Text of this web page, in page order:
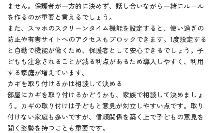
ません。保護者が一方的に決めず、話し合いながら一緒にルール
を作るのが重要と言えるでしょう。
また、スマホのスクリーンタイム機能を設定すると、使い過ぎの
防止や有害サイトへのアクセスもブロックできます。1度設定する
と自動で機能が働くため、保護者として安心できるでしょう。子
どもも注意されることが減る利点があるため導入しやすく、利用
する家庭が増えています。
カギを取り付けるかは相談して決める
部屋にカギを取り付けるかどうかも、家族で相談して決めましょ
う。カギの取り付けは子どもと意見が対立しやすい点です。取り
付けない家庭も多いですが、信頼関係を築く上で子どもの意見を
聞く姿勢を持つことも重要です。